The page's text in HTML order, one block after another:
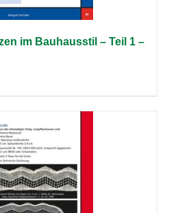
im Bauhausstil – Teil 1 –